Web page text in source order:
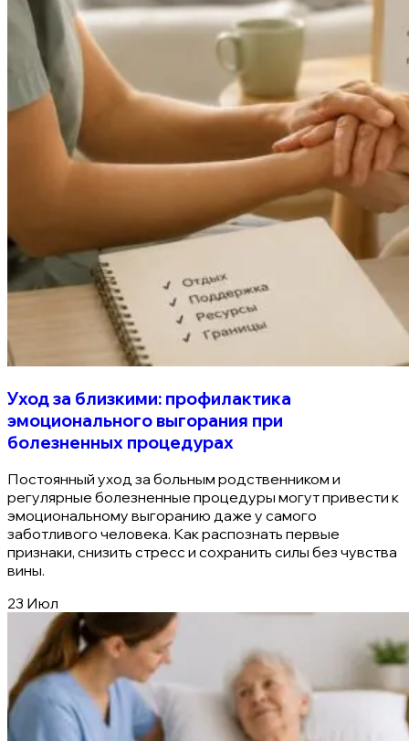
Уход за близкими: профилактика
эмоционального выгорания при
болезненных процедурах
Постоянный уход за больным родственником и
регулярные болезненные процедуры могут привести к
эмоциональному выгоранию даже у самого
заботливого человека. Как распознать первые
признаки, снизить стресс и сохранить силы без чувства
вины.
23 Июл